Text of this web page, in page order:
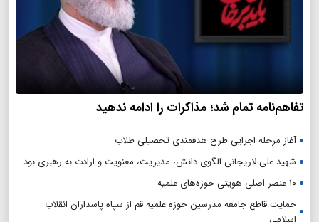
تفاهم‌نامه تمام شد؛ مذاکرات را ادامه ندهید
آغاز مرحله اجرایی طرح هدفمندی تحصیلی طلاب
شهید علی لاریجانی الگوی دانش، مدیریت، معنویت و ارادت به رهبری بود
۱۰ عنصر اصلی هویتی حوزه‌های علمیه
حمایت قاطع جامعه مدرسین حوزه علمیه قم از سپاه پاسداران انقلاب